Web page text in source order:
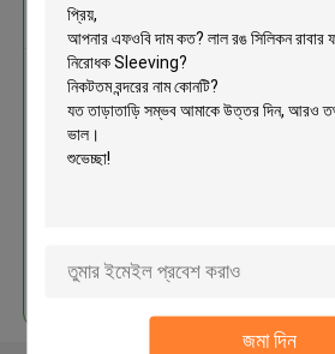
জমা দিন
লাল রঙ সিলিকন
নিরোধক Sleeving
চালিয়ে